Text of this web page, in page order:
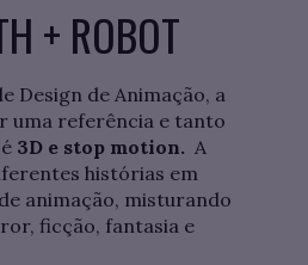
+ ROBOT
Design de Animação, a
uma referência e tanto
3D e stop motion. A
histórias em
animação, misturando
ficção, fantasia e